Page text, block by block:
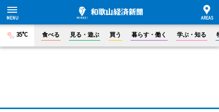
35°C 食べる 見る・遊ぶ 買う 暮らす・働く 学ぶ・知る